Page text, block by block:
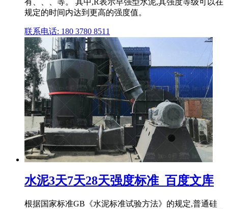
规定的时间内达到更高的强度值。
联系电话: 180 3780 8511
水泥3天7天28天强度标准_百度文库
根据国家标准GB《水泥标准试验方法》的规定,普通硅